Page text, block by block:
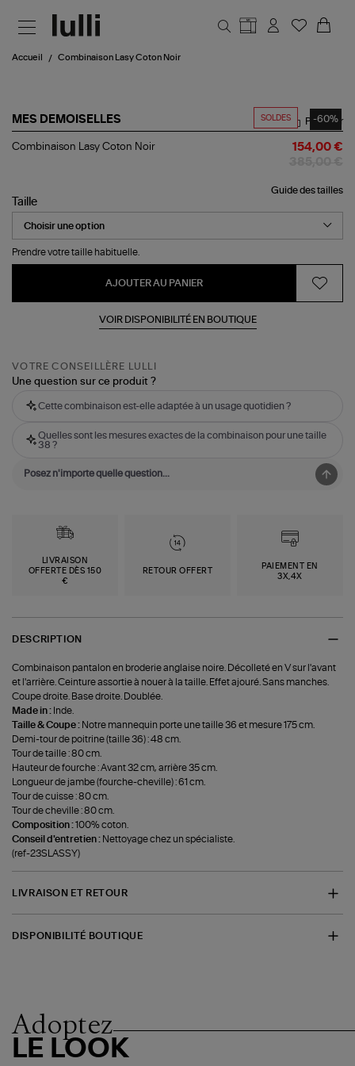
Accueil Combinaison Lasy Coton Noir
SOLDES -60%
MES DEMOISELLES
Combinaison
Partager
Combinaison Lasy Coton Noir 154,00 €
Guide des tailles
Taille
Prendre votre taille habituelle.
AJOUTER AU PANIER
VOIR DISPONIBILITÉ EN BOUTIQUE
VOTRE CONSEILLÈRE LULLI
Une question sur ce produit ?
Cette combinaison est-elle adaptée à un usage quotidien ?
Quelles sont les mesures exactes de la combinaison pour une taille
38 ?
LIVRAISON
OFFERTE DÈS 150
€
RETOUR OFFERT
PAIEMENT EN
3X,4X
DESCRIPTION
Combinaison pantalon en broderie anglaise noire. Décolleté en V sur l'avant
et l'arrière. Ceinture assortie à nouer à la taille. Effet ajouré. Sans manches.
Coupe droite. Base droite. Doublée.
Made in : Inde.
Taille & Coupe : Notre mannequin porte une taille 36 et mesure 175 cm.
Demi-tour de poitrine (taille 36) : 48 cm.
Tour de taille : 80 cm.
Hauteur de fourche : Avant 32 cm, arrière 35 cm.
Longueur de jambe (fourche-cheville) : 61 cm.
Tour de cuisse : 80 cm.
Tour de cheville : 80 cm.
Composition :100% coton.
Conseil d'entretien : Nettoyage chez un spécialiste.
(ref-23SLASSY)
LIVRAISON ET RETOUR
DISPONIBILITÉ BOUTIQUE
Adoptez
LE LOOK